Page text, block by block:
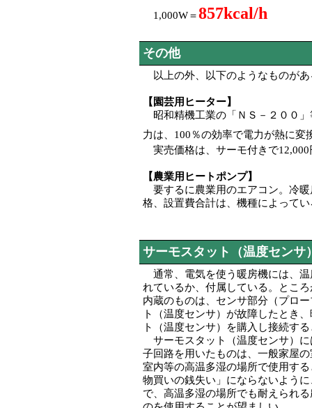
1,000W＝857kcal/h
その他
以上の外、以下のようなものがあ
【園芸用ヒーター】
昭和精機工業の「ＮＳ－２００
力は、100％の効率で電力が熱に変
実売価格は、サーモ付きで12,000
【農業用ヒートポンプ】
要するに農業用のエアコン。冷
格、設置費合計は、機種によって
サーモスタット（温度センサ
通常、電気を使う暖房機には、
れているか、付属している。とこ
内蔵のものは、センサ部分（プロ
ト（温度センサ）が故障したとき
ト（温度センサ）を購入し接続す
サーモスタット（温度センサ）
子回路を用いたものは、一般家屋
室内等の高温多湿の場所で使用す
物買いの銭失い」にならないよう
で、高温多湿の場所でも耐えられ